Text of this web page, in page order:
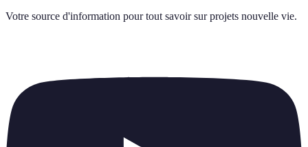
Votre source d'information pour tout savoir sur projets nouvelle vie.